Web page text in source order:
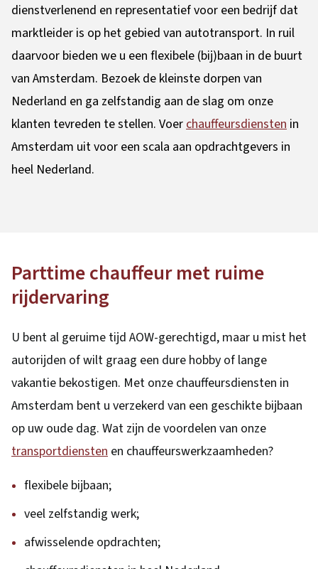
dienstverlenend en representatief voor een bedrijf dat
marktleider is op het gebied van autotransport. In ruil
daarvoor bieden we u een flexibele (bij)baan in de buurt
van Amsterdam. Bezoek de kleinste dorpen van
Nederland en ga zelfstandig aan de slag om onze
klanten tevreden te stellen. Voerchauffeursdiensten in
Amsterdam uit voor een scala aan opdrachtgevers in
heel Nederland.
Parttime chauffeur met ruime
rijdervaring
U bent al geruime tijd AOW-gerechtigd, maar u mist het
autorijden of wilt graag een dure hobby of lange
vakantie bekostigen. Met onze chauffeursdiensten in
Amsterdam bent u verzekerd van een geschikte bijbaan
op uw oude dag. Wat zijn de voordelen van onze
transportdiensten en chauffeurswerkzaamheden?
flexibele bijbaan;
veel zelfstandig werk;
afwisselende opdrachten;